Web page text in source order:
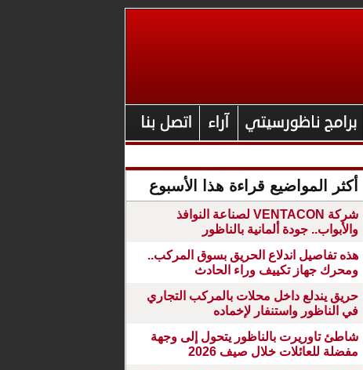
أكثر المواضيع قراءة هذا الأسبوع
شركة VENTACON لصناعة النوافذ
والأبواب.. جودة ألمانية بالناظور
هذه تفاصيل اندلاع الحريق بسوق المركب..
ومحرك جهاز تكييف وراء الحادث
حريق يندلع داخل محلات بالمركب التجاري
في الناظور واستنفار لإخماده
شاطئ تاوريرت بالناظور يتحول إلى وجهة
مفضلة للعائلات خلال صيف 2026